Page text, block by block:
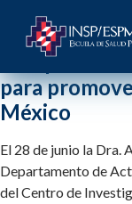
para
México
El 28 de junio la Dra.
Departamento de
del Centro de